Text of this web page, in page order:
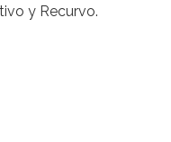
y Recurvo.